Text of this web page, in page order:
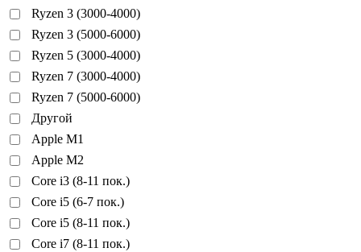
Ryzen 3 (3000-4000)
Ryzen 3 (5000-6000)
Ryzen 5 (3000-4000)
Ryzen 7 (3000-4000)
Ryzen 7 (5000-6000)
Другой
Apple M1
Apple M2
Core i3 (8-11 пок.)
Core i5 (6-7 пок.)
Core i5 (8-11 пок.)
Core i7 (8-11 пок.)